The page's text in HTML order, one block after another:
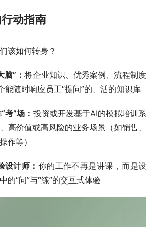
动指南
该如何转身？
脑”：将企业知识、优秀案例、流程制度
能随时响应员工“提问”的、活的知识库
考”场： 投资或开发基于AI的模拟培训系
高价值或高风险的业务场景（如销售、
作等）
设计师： 你的工作不再是讲课，而是设
的“问”与“练”的交互式体验